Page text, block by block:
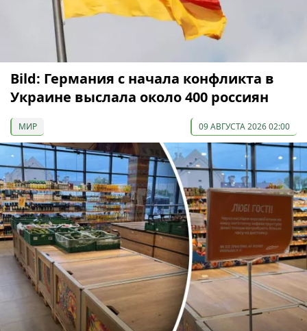
Bild: Германия с начала конфликта в
Украине выслала около 400 россиян
МИР 09 АВГУСТА 2026 02:00